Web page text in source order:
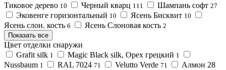
Тиковое дерево 10 Черный кварц 111 Шампань софт 27
Эковенге горизонтальный 10 Ясень Бисквит 10
Ясень слон. кость 6 Ясень Слоновая кость 2
Показать все
Цвет отделки снаружи
Grafit silk 1 Magic Black silk, Орех грецкий 1
Nussbaum 1 RAL 7024 71 Velutto Verde 71 Алмон 28